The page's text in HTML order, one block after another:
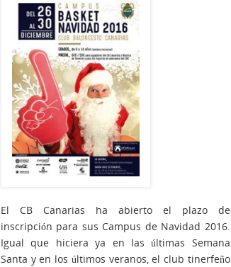
El CB Canarias ha abierto el plazo de
inscripción para sus Campus de Navidad 2016.
Igual que hiciera ya en las últimas Semana
Santa y en los últimos veranos, el club tinerfeño